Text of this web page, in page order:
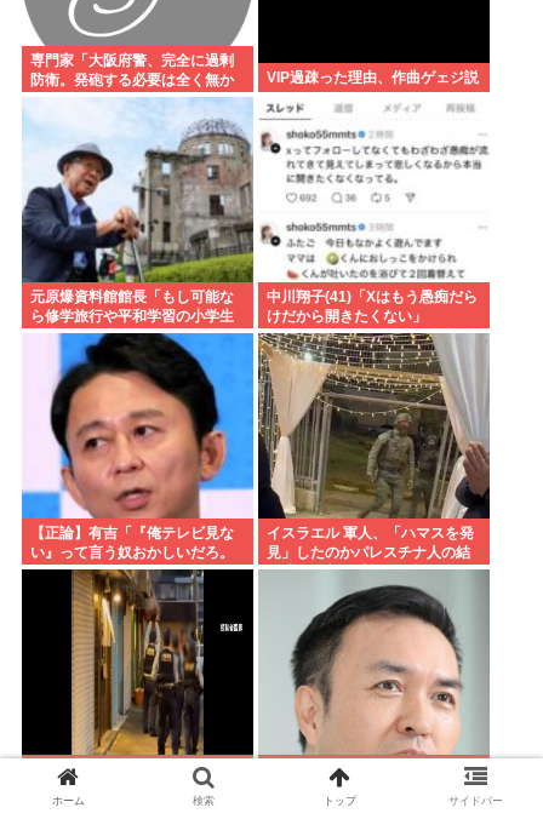
専門家「大阪府警、完全に過剰
防衛。発砲する必要は全く無か
った」
VIP過疎った理由、作曲ゲェジ説
元原爆資料館館長「もし可能な
ら修学旅行や平和学習の小学生
に腐敗した遺体の臭いを再現し
嗅がせたい」
中川翔子(41)「Xはもう愚痴だら
けだから開きたくない」
【正論】有吉「『俺テレビ見な
い』って言う奴おかしいだろ。
団子屋で『団子食べない』って
言うか？こっちは芸人だぞ」
イスラエル 軍人、「ハマスを発
見」したのかパレスチナ人の結
婚式に乱入、手榴弾を投げ込ん
で炸裂させる
大阪府警の犯人射殺動画、全く
撃ち56す必要なかったwww
玉川徹、生出演の自民党議員に
「全面的に大賛成、おっしゃる
通り」 消費減税への主張めぐり
ホーム 検索 トップ サイドバー